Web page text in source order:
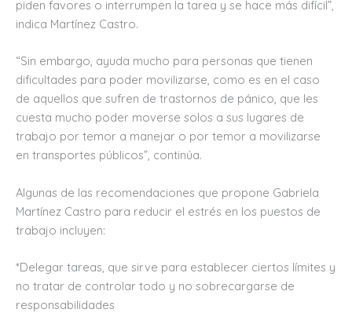
piden favores o interrumpen la tarea y se hace más difícil”,
indica Martínez Castro.
“Sin embargo, ayuda mucho para personas que tienen
dificultades para poder movilizarse, como es en el caso
de aquellos que sufren de trastornos de pánico, que les
cuesta mucho poder moverse solos a sus lugares de
trabajo por temor a manejar o por temor a movilizarse
en transportes públicos”, continúa.
Algunas de las recomendaciones que propone Gabriela
Martínez Castro para reducir el estrés en los puestos de
trabajo incluyen:
*Delegar tareas, que sirve para establecer ciertos límites y
no tratar de controlar todo y no sobrecargarse de
responsabilidades